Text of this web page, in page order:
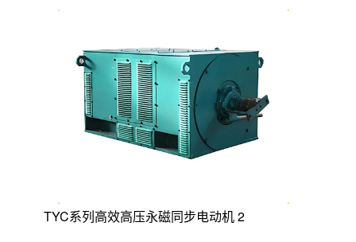
TYC系列高效高压永磁同步电动机 2